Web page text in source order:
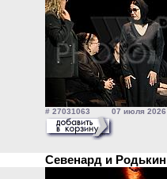
# 27031063 07 июля 2026
Севенард и Родькин